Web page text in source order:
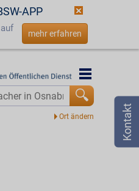
APP
mehr erfahren